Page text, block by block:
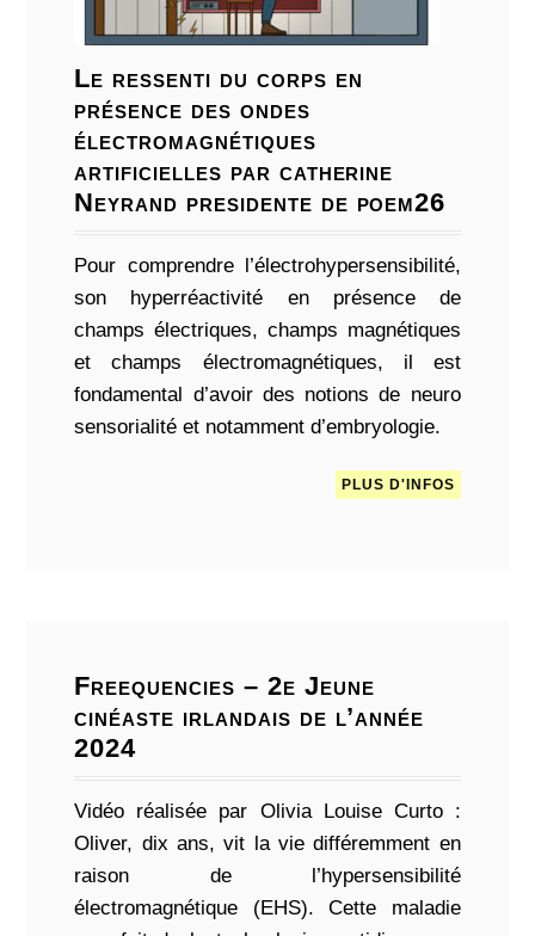
Le ressenti du corps en
présence des ondes
électromagnétiques
artificielles par catherine
Neyrand presidente de poem26
Pour comprendre l’électrohypersensibilité,
son hyperréactivité en présence de
champs électriques, champs magnétiques
et champs électromagnétiques, il est
fondamental d’avoir des notions de neuro
sensorialité et notamment d’embryologie.
PLUS D'INFOS
Freequencies – 2e Jeune
cinéaste irlandais de l’année
2024
Vidéo réalisée par Olivia Louise Curto :
Oliver, dix ans, vit la vie différemment en
raison de l’hypersensibilité
électromagnétique (EHS). Cette maladie